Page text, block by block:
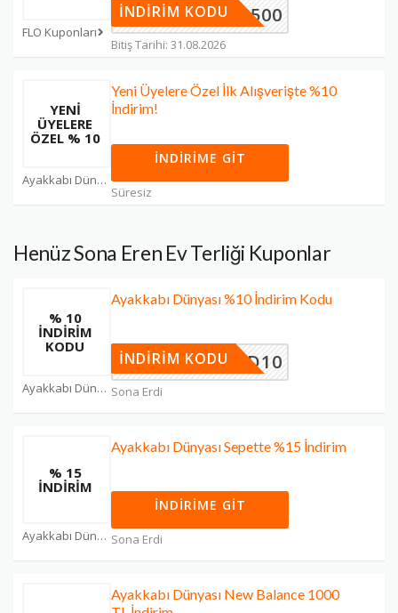
FLO Kuponları
FLO500
İNDIRIM KODU
Bitiş Tarihi: 31.08.2026
YENI
ÜYELERE
ÖZEL % 10
Ayakkabı Dünyası Kuponları
Yeni Üyelere Özel İlk Alışverişte %10
İndirim!
İNDIRIME GIT
Süresiz
Henüz Sona Eren Ev Terliği Kuponlar
% 10
INDİRİM
KODU
Ayakkabı Dünyası Kuponları
Ayakkabı Dünyası %10 İndirim Kodu
HOGYD10
İNDIRIM KODU
Sona Erdi
% 15
İNDİRİM
Ayakkabı Dünyası Kuponları
Ayakkabı Dünyası Sepette %15 İndirim
İNDIRIME GIT
Sona Erdi
Ayakkabı Dünyası New Balance 1000